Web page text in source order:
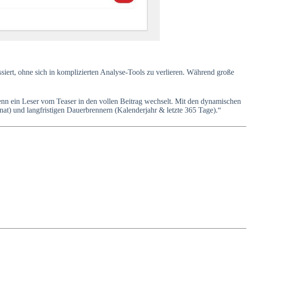
ohne sich in komplizierten Analyse-Tools zu verlieren. Während große
ein Leser vom Teaser in den vollen Beitrag wechselt. Mit den dynamischen
und langfristigen Dauerbrennern (Kalenderjahr & letzte 365 Tage).“